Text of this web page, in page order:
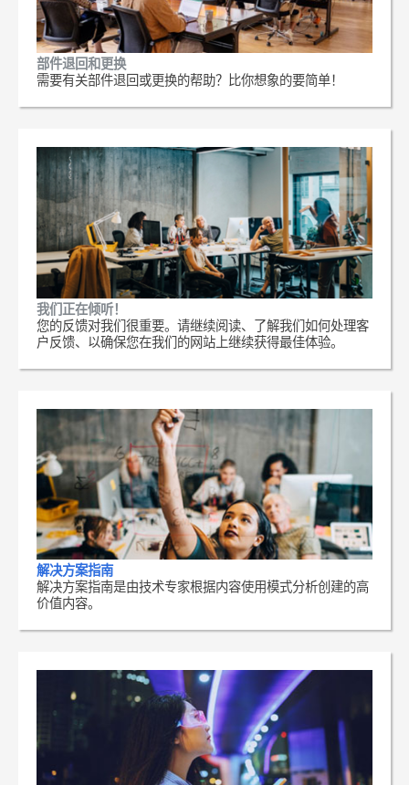
部件退回和更换
需要有关部件退回或更换的帮助？比你想象的要简单！
我们正在倾听！
您的反馈对我们很重要。请继续阅读、了解我们如何处理客
户反馈、以确保您在我们的网站上继续获得最佳体验。
解决方案指南
解决方案指南是由技术专家根据内容使用模式分析创建的高
价值内容。